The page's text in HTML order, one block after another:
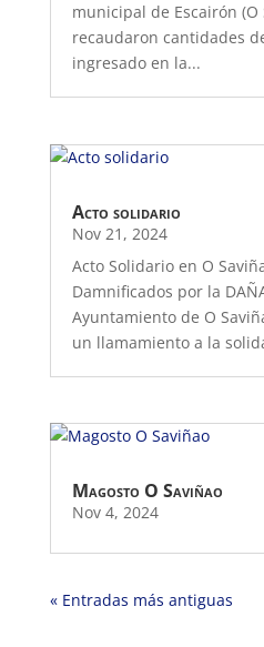
municipal de Escairón (O
recaudaron cantidades
ingresado en la...
Acto solidario
Nov 21, 2024
Acto Solidario en O
Damnificados por la
Ayuntamiento de O
un llamamiento a la
Magosto O Saviñao
Nov 4, 2024
« Entradas más antiguas